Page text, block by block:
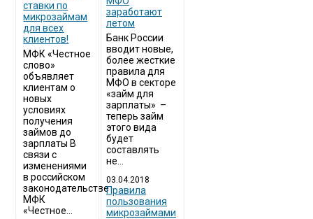
ставки по
микрозаймам
для всех
клиентов!
МФК «Честное
слово»
объявляет
клиентам о
новых
условиях
получения
займов до
зарплаты В
связи с
изменениями
в российском
законодательстве
МФК
«Честное...
заработают
летом
Банк России
вводит новые,
более жесткие
правила для
МФО в секторе
«займ для
зарплаты» –
теперь займ
этого вида
будет
составлять
не...
03.04.2018
​Правила
пользования
микрозаймами